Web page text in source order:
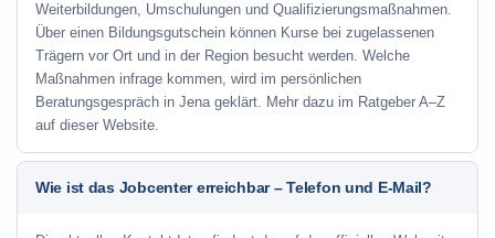
Weiterbildungen, Umschulungen und Qualifizierungsmaßnahmen.
Über einen Bildungsgutschein können Kurse bei zugelassenen
Trägern vor Ort und in der Region besucht werden. Welche
Maßnahmen infrage kommen, wird im persönlichen
Beratungsgespräch in Jena geklärt. Mehr dazu im Ratgeber A–Z
auf dieser Website.
Wie ist das Jobcenter erreichbar – Telefon und E-Mail?